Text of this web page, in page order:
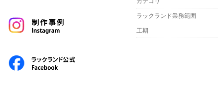
ラックランド業務範囲
工期